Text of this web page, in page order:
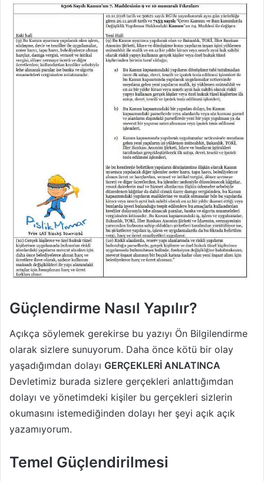
Güçlendirme Nasıl Yapılır?
Açıkça söylemek gerekirse bu yazıyı Ön Bilgilendirme
olarak sizlere sunuyorum. Daha önce kötü bir olay
yaşadığımdan dolayı GERÇEKLERİ ANLATINCA
Devletimiz burada sizlere gerçekleri anlattığımdan
dolayı ve yönetimdeki kişiler bu gerçekleri sizlerin
okumasını istemediğinden dolayı her şeyi açık açık
yazamıyorum.
Temel Güçlendirilmesi